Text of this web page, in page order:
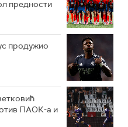
предности
продужио
ПАОК-а и